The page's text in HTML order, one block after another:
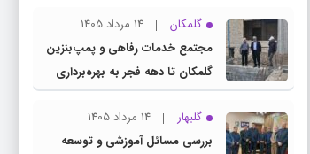
گلمکان
14 مرداد 1405
مجتمع خدمات رفاهی و پمپ‌بنزین
گلمکان تا دهه فجر به بهره‌برداری
می‌رسد
گلبهار
14 مرداد 1405
بررسی مسائل آموزشی و توسعه